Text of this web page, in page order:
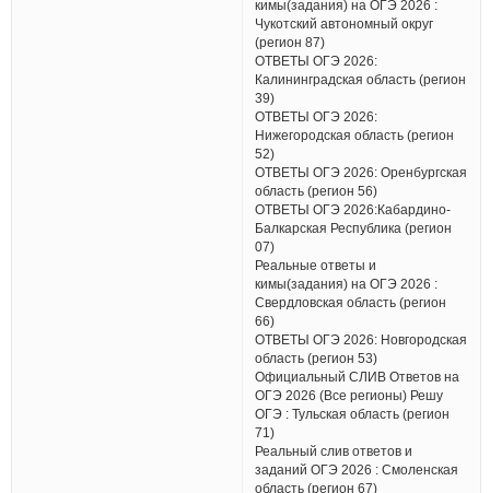
кимы(задания) на ОГЭ 2026 :
Чукотский автономный округ
(регион 87)
ОТВЕТЫ ОГЭ 2026:
Калининградская область (регион
39)
ОТВЕТЫ ОГЭ 2026:
Нижегородская область (регион
52)
ОТВЕТЫ ОГЭ 2026: Оренбургская
область (регион 56)
ОТВЕТЫ ОГЭ 2026:Кабардино-
Балкарская Республика (регион
07)
Реальные ответы и
кимы(задания) на ОГЭ 2026 :
Свердловская область (регион
66)
ОТВЕТЫ ОГЭ 2026: Новгородская
область (регион 53)
Официальный СЛИВ Ответов на
ОГЭ 2026 (Все регионы) Решу
ОГЭ : Тульская область (регион
71)
Реальный слив ответов и
заданий ОГЭ 2026 : Смоленская
область (регион 67)